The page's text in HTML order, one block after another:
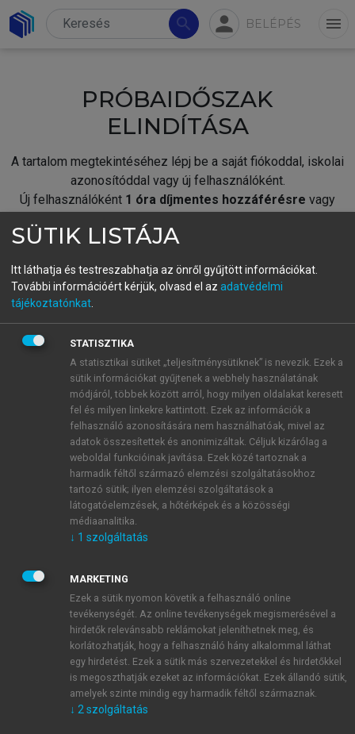
search person BELÉPÉS menu
PRÓBAIDŐSZAK
ELINDÍTÁSA
A tartalom megtekintéséhez lépj be a saját fiókoddal, iskolai
azonosítóddal vagy új felhasználóként.
Új felhasználóként 1 óra díjmentes hozzáférésre vagy
fiókoddal,vagy hozz létre új fiókot.
A regisztráció után apróbaidőszakautomatikusan
BELÉPÉS SAJÁT FIÓKKAL
ÚJ FIÓK LÉTREHOZÁSA
1 óra díjmentes hozzáférés
E-MAIL-CÍM
JELSZÓ
JELSZÓ ÚJRA
Kérek értesítést a MeRSZ újdonságairól, akcióiról.
Kérek értesítést az Akadémiai Kiadó Zrt. újdonságairól,
SÜTIK LISTÁJA
Itt láthatja és testreszabhatja az önről gyűjtött információkat.
További információért kérjük, olvasd el az adatvédelmi
tájékoztatónkat
STATISZTIKA
A statisztikai sütiket „teljesítménysütiknek” is nevezik. Ezek a
sütik információkat gyűjtenek a webhely használatának
módjáról, többek között arról, hogy milyen oldalakat keresett
fel és milyen linkekre kattintott. Ezek az információk a
felhasználó azonosítására nem használhatóak, mivel az
adatok összesítettek és anonimizáltak. Céljuk kizárólag a
weboldal funkcióinak javítása. Ezek közé tartoznak a
harmadik féltől származó elemzési szolgáltatásokhoz
tartozó sütik; ilyen elemzési szolgáltatások a
látogatóelemzések, a hőtérképek és a közösségi
médiaanalitika.
↓ 1 szolgáltatás
MARKETING
Ezek a sütik nyomon követik a felhasználó online
tevékenységét. Az online tevékenységek megismerésével a
hirdetők relevánsabb reklámokat jeleníthetnek meg, és
korlátozhatják, hogy a felhasználó hány alkalommal láthat
egy hirdetést. Ezek a sütik más szervezetekkel és hirdetőkkel
is megoszthatják ezeket az információkat. Ezek állandó sütik,
amelyek szinte mindig egy harmadik féltől származnak.
↓ 2 szolgáltatás